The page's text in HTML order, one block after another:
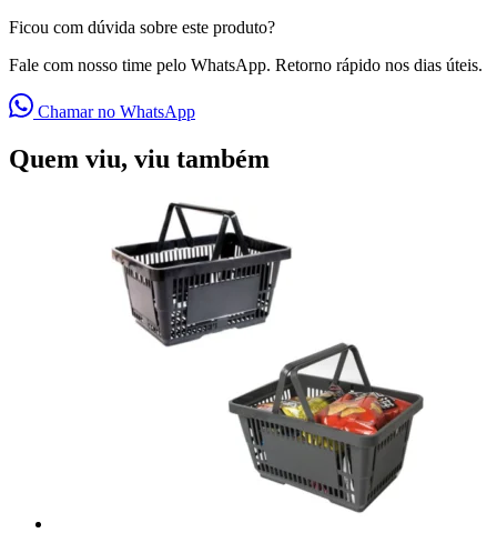
Ficou com dúvida sobre este produto?
Fale com nosso time pelo WhatsApp. Retorno rápido nos dias úteis.
Chamar no WhatsApp
Quem viu, viu também